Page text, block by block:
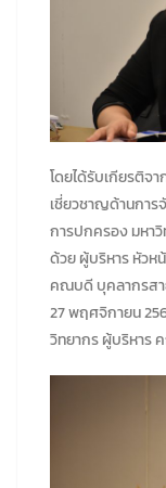
โดยได้รับเกียรติจ
เชี่ยวชาญด้านการ
การปกครอง มหา
ด้วย ผู้บริหาร หัวห
คณบดี บุคลากรสา
27 พฤศจิกายน
วิทยากร ผู้บริหาร